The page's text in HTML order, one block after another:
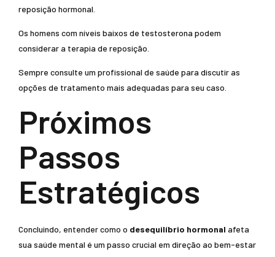
reposição hormonal.
Os homens com níveis baixos de testosterona podem
considerar a terapia de reposição.
Sempre consulte um profissional de saúde para discutir as
opções de tratamento mais adequadas para seu caso.
Próximos
Passos
Estratégicos
Concluindo, entender como o desequilíbrio hormonal afeta
sua saúde mental é um passo crucial em direção ao bem-estar